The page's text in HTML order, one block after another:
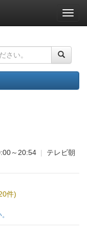
ナ
ビ
ー
ョ
ン
～20:54 |
テレビ朝
件)